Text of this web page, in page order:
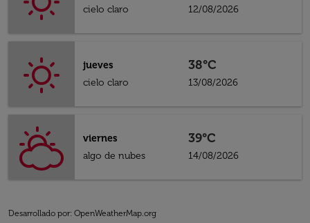
cielo claro
12/08/2026
jueves
cielo claro
38°C
13/08/2026
viernes
algo de nubes
39°C
14/08/2026
Desarrollado por: OpenWeatherMap.org